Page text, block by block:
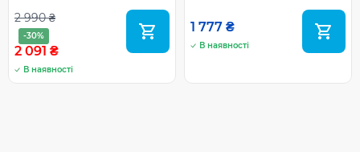
2 990 ₴
-30%
2 091 ₴
В наявності
1 777 ₴
В наявності